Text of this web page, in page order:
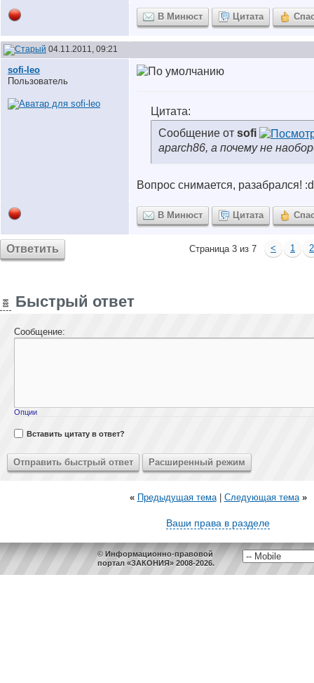
В Минюст Цитата
04.11.2011, 09:21
sofi-leo
Пользователь
Цитата:
Сообщение от sofi
aparch86, а почему не
Вопрос снимается, разабрался!
В Минюст Цитата
Ответить Страница 3 из 7 < 1 2
Быстрый ответ
Сообщение:
Опции
Вставить цитату в ответ?
« Предыдущая тема| Следующая тема »
Ваши права в разделе
© Информационно-правовой
портал «ЗАКОНИЯ» 2008-2026.